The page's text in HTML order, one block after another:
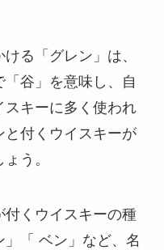
る「グレン」は、
谷」を意味し、自
キーに多く使われ
と付くウイスキーが
う。
付くウイスキーの種
「 ベン」など、名